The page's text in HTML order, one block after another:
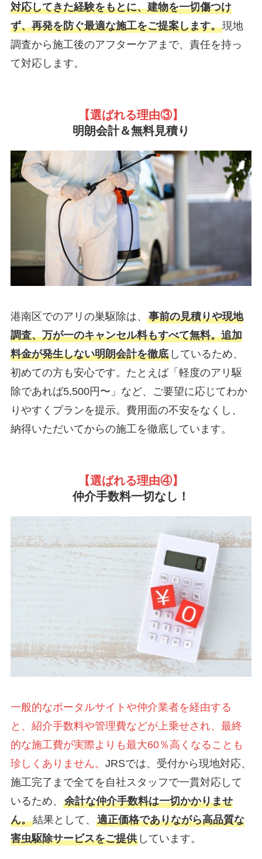
対応してきた経験をもとに、建物を一切傷つけ
ず、再発を防ぐ最適な施工をご提案します。現地
調査から施工後のアフターケアまで、責任を持っ
て対応します。
【選ばれる理由③】
明朗会計＆無料見積り
港南区でのアリの巣駆除は、 事前の見積りや現地
調査、万が一のキャンセル料もすべて無料。追加
料金が発生しない明朗会計を徹底しているため、
初めての方も安心です。たとえば「軽度のアリ駆
除であれば5,500円〜」など、ご要望に応じてわか
りやすくプランを提示。費用面の不安をなくし、
納得いただいてからの施工を徹底しています。
【選ばれる理由④】
仲介手数料一切なし！
一般的なポータルサイトや仲介業者を経由する
と、紹介手数料や管理費などが上乗せされ、最終
的な施工費が実際よりも最大60％高くなることも
珍しくありません。 JRSでは、受付から現地対応、
施工完了まで全てを自社スタッフで一貫対応して
いるため、 余計な仲介手数料は一切かかりませ
ん。結果として、 適正価格でありながら高品質な
害虫駆除サービスをご提供しています。